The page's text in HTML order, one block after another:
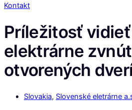
Kontakt
Príležitosť
elektrárne
otvorených
Slovakia, Slovenské eletrárne